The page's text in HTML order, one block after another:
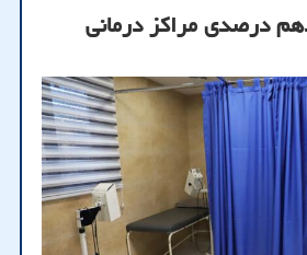
دهم درصدی مراکز درمانی